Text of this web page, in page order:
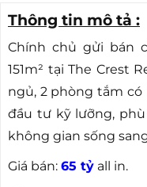
Thông tin mô tả :
Chính chủ gửi bán
151m² tại The Crest
ngủ, 2 phòng tắm
đầu tư kỹ lưỡng,
không gian sống
Giá bán: 65 tỷ all in.